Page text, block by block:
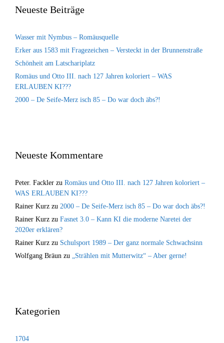
Neueste Beiträge
Wasser mit Nymbus – Romäusquelle
Erker aus 1583 mit Fragezeichen – Versteckt in der Brunnenstraße
Schönheit am Latschariplatz
Romäus und Otto III. nach 127 Jahren koloriert – WAS
ERLAUBEN KI???
2000 – De Seife-Merz isch 85 – Do war doch äbs?!
Neueste Kommentare
Peter. Fackler zu Romäus und Otto III. nach 127 Jahren koloriert –
WAS ERLAUBEN KI???
Rainer Kurz zu 2000 – De Seife-Merz isch 85 – Do war doch äbs?!
Rainer Kurz zu Fasnet 3.0 – Kann KI die moderne Naretei der
2020er erklären?
Rainer Kurz zu Schulsport 1989 – Der ganz normale Schwachsinn
Wolfgang Bräun zu „Strählen mit Mutterwitz“ – Aber gerne!
Kategorien
1704